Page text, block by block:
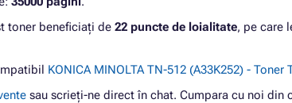
toner beneficiați de 22 puncte de loialitate, pe care
KONICA MINOLTA TN-512 (A33K252) -
sau scrieți-ne direct în chat. Cumpara cu noi din